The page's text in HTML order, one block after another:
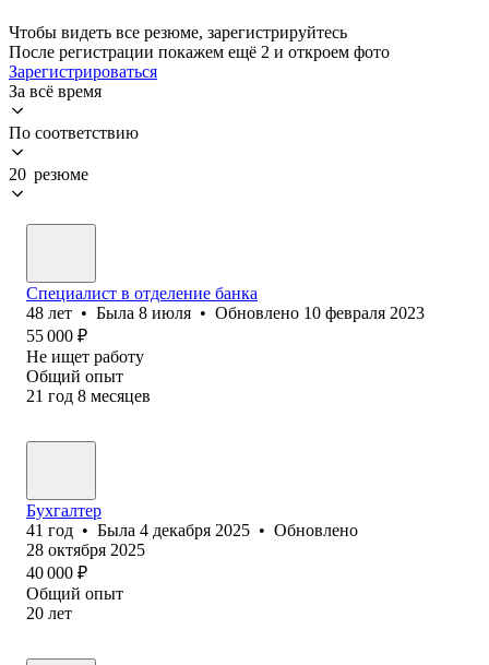
Чтобы видеть все резюме, зарегистрируйтесь
После регистрации покажем ещё 2 и откроем фото
Зарегистрироваться
За всё время
По соответствию
20 резюме
Специалист в отделение банка
48 лет • Была 8 июля • Обновлено 10 февраля 2023
55 000 ₽
Не ищет работу
Общий опыт
21 год 8 месяцев
Бухгалтер
41 год • Была 4 декабря 2025 • Обновлено
28 октября 2025
40 000 ₽
Общий опыт
20 лет